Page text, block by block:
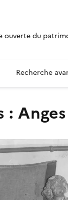
ouverte du
Recherche
: Anges